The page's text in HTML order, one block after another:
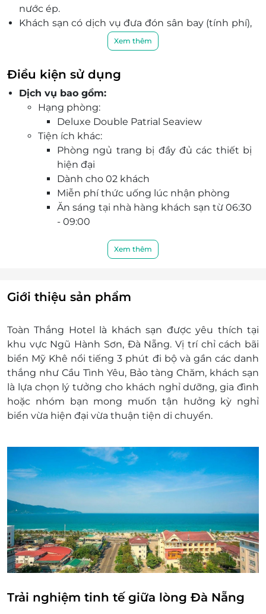
nước ép.
Khách sạn có dịch vụ đưa đón sân bay (tính phí),
thang máy, lễ tân 24/7, bảo vệ và dọn phòng
Vị trí vàng: cách biển Mỹ Khê chỉ 3 phút đi bộ,
thuận tiện di chuyển tới các điểm nổi tiếng ở Đà
Nẵng.
Không gian ấm cúng, phù hợp cho gia đình,
nhóm bạn hoặc cặp đôi tìm kiếm trải nghiệm
nghỉ dưỡng tiện lợi.
Đặt phòng qua LifeLink để nhận mức giá ưu đãi,
xác nhận đặt phòng nhanh chóng và an toàn.
Hỗ trợ khách hàng tận tâm, giúp bạn lên kế
hoạch nghỉ dưỡng trọn vẹn mà không lo phát
sinh ngoài ý muốn.
Xem thêm
Điều kiện sử dụng
Dịch vụ bao gồm:
Hạng phòng:
Deluxe Double Patrial Seaview
Tiện ích khác:
Phòng ngủ trang bị đầy đủ các thiết bị
hiện đại
Dành cho 02 khách
Miễn phí thức uống lúc nhận phòng
Ăn sáng tại nhà hàng khách sạn từ 06:30
- 09:00
Miễn phí sử dụng Wi-Fi
Trả phòng: Trước 12:00
Nhận phòng sớm hoặc trả phòng muộn: Tùy
thu theo quy định của khách sạn.
Điều kiện đặt & nhận phòng:
Hotline đặt tour & tư vấn (9h-20h): 1900 2065
Văn phòng HCM: 028.6680 8757
Liên hệ kiểm tra tình trạng phòng trống
trước khi mua voucher
Phụ thu:
vnđ/phòng/đêm
Phụ thu các ngày Lễ Tết cao điểm: 200.000
vnđ/phòng/đêm
Trẻ em từ 6 đến dưới 12 tuổi: 100.000
vnđ/trẻ/đêm
Phụ thu người lớn và ăn sáng: 150.000
vnđ/người lớn/đêm
Giường phụ và ăn sáng: 250.000 vnđ/người
lớn/đêm (Không kê được giường phụ vào
Thông tin liên hệ:
Hotline đặt tour & tư vấn: 1900 2065 (9h-20h)
Xem thêm
Giới thiệu sản phẩm
Toàn Thắng Hotel
là khách sạn được yêu thích tại
khu vực Ngũ Hành Sơn, Đà Nẵng. Vị trí chỉ cách bãi
biển Mỹ Khê nổi tiếng 3 phút đi bộ và gần các danh
thắng như Cầu Tình Yêu, Bảo tàng Chăm, khách sạn
là lựa chọn lý tưởng cho khách nghỉ dưỡng, gia đình
hoặc nhóm bạn mong muốn tận hưởng kỳ nghỉ
biển vừa hiện đại vừa thuận tiện di chuyển.
Trải nghiệm tinh tế giữa lòng Đà Nẵng